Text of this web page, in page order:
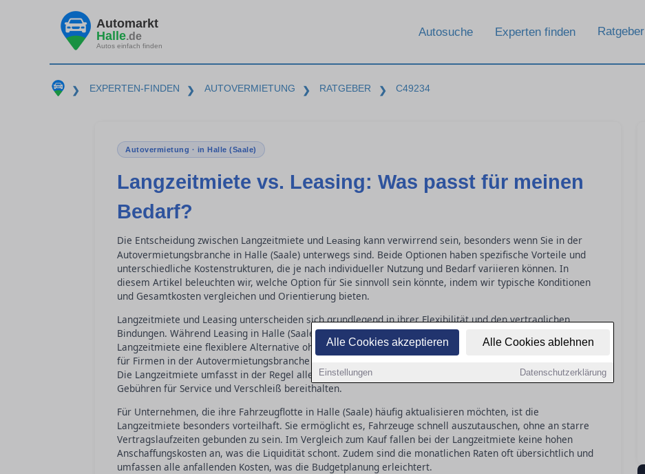
Alle Cookies akzeptieren Alle Cookies ablehnen
Einstellungen Datenschutzerklärung
Automarkt
Halle.de
Autos einfach finden
Autosuche Experten finden Ratgeber
❯ EXPERTEN-FINDEN ❯ AUTOVERMIETUNG ❯ RATGEBER ❯ C49234
Autovermietung · in Halle (Saale)
Langzeitmiete vs. Leasing: Was passt für meinen
Bedarf?
Die Entscheidung zwischen Langzeitmiete und Leasing kann verwirrend sein, besonders wenn Sie in der
Autovermietungsbranche in Halle (Saale) unterwegs sind. Beide Optionen haben spezifische Vorteile und
unterschiedliche Kostenstrukturen, die je nach individueller Nutzung und Bedarf variieren können. In
diesem Artikel beleuchten wir, welche Option für Sie sinnvoll sein könnte, indem wir typische Konditionen
und Gesamtkosten vergleichen und Orientierung bieten.
Langzeitmiete und Leasing unterscheiden sich grundlegend in ihrer Flexibilität und den vertraglichen
Bindungen. Während Leasing in Halle (Saale) oft eine längere Vertragslaufzeit erfordert, bietet die
Langzeitmiete eine flexiblere Alternative ohne langfristige Verpflichtungen. Dies kann besonders attraktiv
für Firmen in der Autovermietungsbranche sein, die schnell auf Marktveränderungen reagieren müssen.
Die Langzeitmiete umfasst in der Regel alle Wartungskosten, während Leasingverträge oft zusätzliche
Gebühren für Service und Verschleiß bereithalten.
Für Unternehmen, die ihre Fahrzeugflotte in Halle (Saale) häufig aktualisieren möchten, ist die
Langzeitmiete besonders vorteilhaft. Sie ermöglicht es, Fahrzeuge schnell auszutauschen, ohne an starre
Vertragslaufzeiten gebunden zu sein. Im Vergleich zum Kauf fallen bei der Langzeitmiete keine hohen
Anschaffungskosten an, was die Liquidität schont. Zudem sind die monatlichen Raten oft übersichtlich und
umfassen alle anfallenden Kosten, was die Budgetplanung erleichtert.